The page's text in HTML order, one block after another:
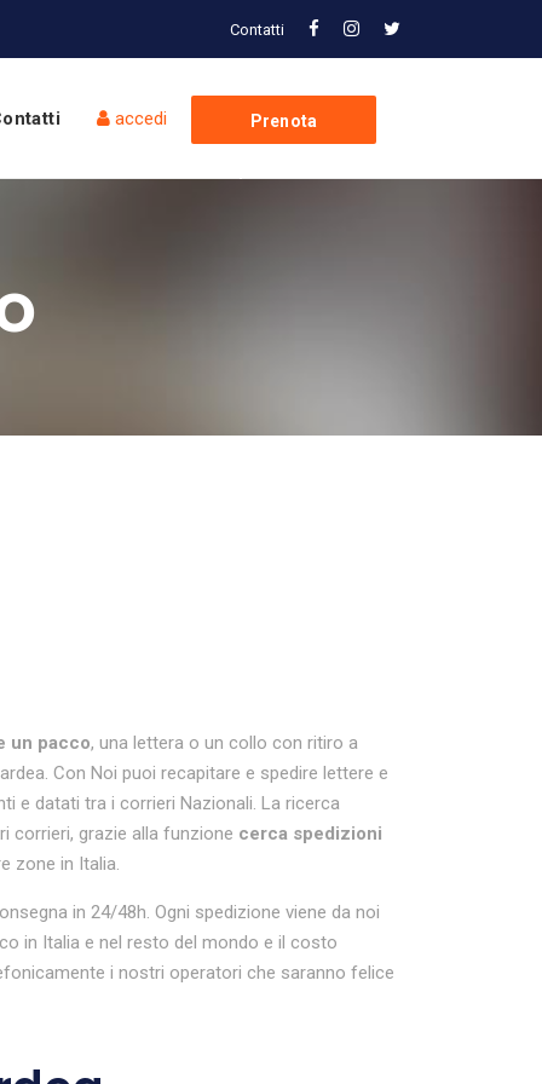
Contatti
accedi Prenota
un pacco, una lettera o un collo con ritiro a
Con Noi puoi recapitare e spedire lettere e
e datati tra i corrieri Nazionali. La ricerca
corrieri, grazie alla funzione cerca spedizioni
zone in Italia.
in 24/48h. Ogni spedizione viene da noi
in Italia e nel resto del mondo e il costo
i nostri operatori che saranno felice